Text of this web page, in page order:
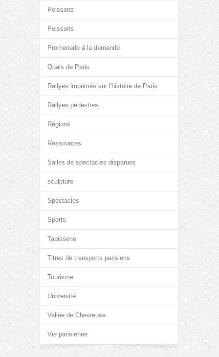
Poissons
Poissons
Promenade à la demande
Quais de Paris
Rallyes imprimés sur l'histoire de Paris
Rallyes pédestres
Régions
Ressources
Salles de spectacles disparues
sculpture
Spectacles
Sports
Tapisserie
Titres de transports parisiens
Tourisme
Université
Vallée de Chevreuse
Vie parisienne